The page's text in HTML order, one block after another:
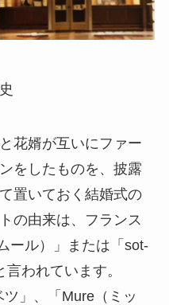
花婿が互いにファー
をしたものを、披露
置いておく結婚式の
の由来は、フランス
ール）」または「sot-
われています。
ツ」、「Mure（ミッ